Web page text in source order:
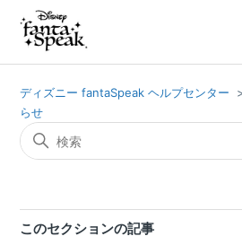
ディズニー fantaSpeak ヘルプセンター
らせ
このセクションの記事